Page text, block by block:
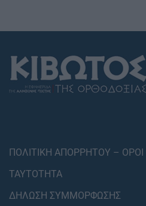
ΠΟΛΙΤΙΚΗ ΑΠΟΡΡΗΤΟΥ –
ΤΑΥΤΟΤΗΤΑ
ΔΗΛΩΣΗ ΣΥΜΜΟΡΦΩΣΗΣ